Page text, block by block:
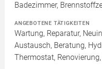
Badezimmer,
ANGEBOTENE TÄTIGKEITEN
Wartung, Reparatur,
Austausch, Beratung,
Thermostat,